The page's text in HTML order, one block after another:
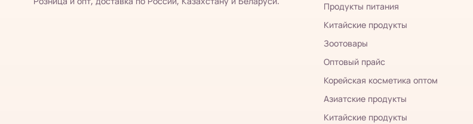
Продукты питания
Китайские продукты
Зоотовары
Оптовый прайс
Корейская косметика оптом
Азиатские продукты
Китайские продукты